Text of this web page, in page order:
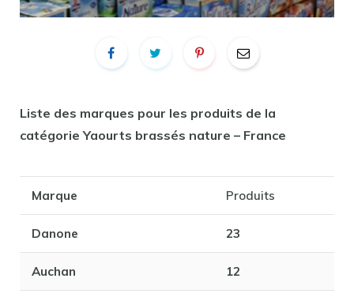
Liste des marques pour les produits de la
catégorie Yaourts brassés nature – France
Marque Produits
Danone 23
Auchan 12